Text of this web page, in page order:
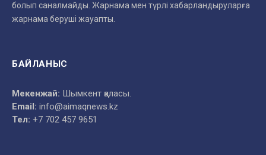
болып саналмайды. Жарнама мен түрлі хабарландыруларға
жарнама беруші жауапты.
БАЙЛАНЫС
Мекенжай: Шымкент қаласы.
Email: info@aimaqnews.kz
Тел: +7 702 457 9651